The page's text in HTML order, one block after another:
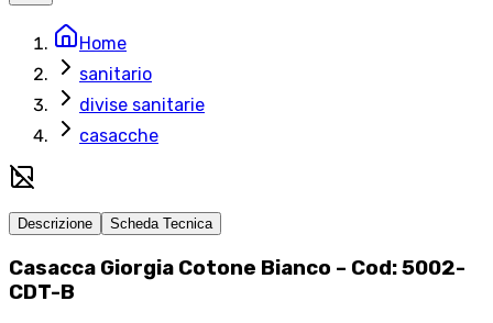
Home
sanitario
divise sanitarie
casacche
Descrizione Scheda Tecnica
Casacca Giorgia Cotone Bianco – Cod: 5002-
CDT-B